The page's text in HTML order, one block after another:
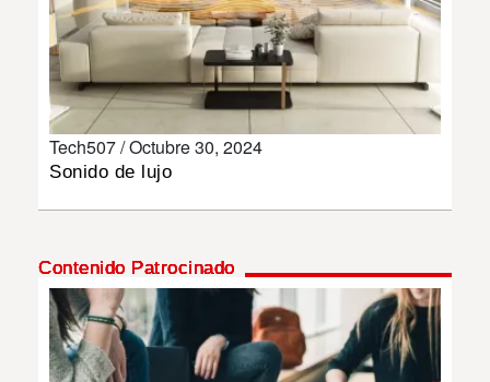
POLÍTICA
SHOW
DEPORTES
MUNDO
INSÓLITAS
MULTIMEDIA
Tech507 /Octubre 30, 2024
Sonido de lujo
Contenido Patrocinado